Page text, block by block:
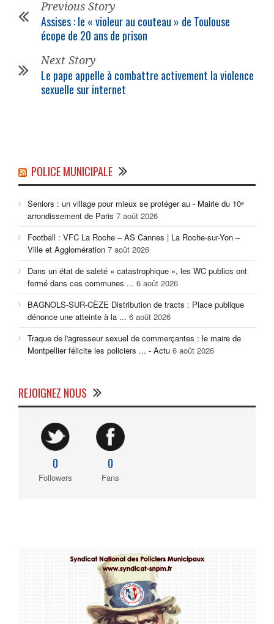
Previous Story
Assises : le « violeur au couteau » de Toulouse
écope de 20 ans de prison
Next Story
Le pape appelle à combattre activement la violence
sexuelle sur internet
POLICE MUNICIPALE
Seniors : un village pour mieux se protéger au - Mairie du 10ᵉ
arrondissement de Paris 7 août 2026
Football : VFC La Roche – AS Cannes | La Roche-sur-Yon –
Ville et Agglomération 7 août 2026
Dans un état de saleté « catastrophique », les WC publics ont
fermé dans ces communes ... 6 août 2026
BAGNOLS-SUR-CÈZE Distribution de tracts : Place publique
dénonce une atteinte à la ... 6 août 2026
Traque de l'agresseur sexuel de commerçantes : le maire de
Montpellier félicite les policiers ... - Actu 6 août 2026
REJOIGNEZ NOUS
0
Followers
0
Fans